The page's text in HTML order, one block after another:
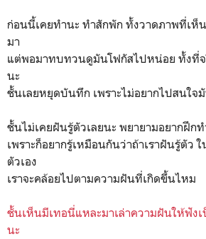
ก่อนนี้เคยทำนะ ทำสักพัก ทั้งวาดภาพที่เห็
มา
แต่พอมาทบทวนดูมันโฟกัสไปหน่อย ทั้งที่
นะ
ชั้นเลยหยุดบันทึก เพราะไม่อยากไปสนใจ
ชั้นไม่เคยฝันรู้ตัวเลยนะ พยายามอยากฝึก
เพราะก็อยากรู้เหมือนกันว่าถ้าเราฝันรู้ตัว
ตัวเอง
เราจะคล้อยไปตามความฝันที่เกิดขึ้นไหม
ชั้นเห็นมีเทอนี่แหละมาเล่าความฝันให้ฟัง
นะ